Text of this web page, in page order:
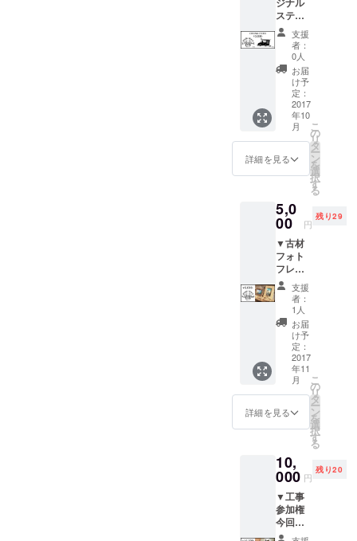
"古くなった
り壊れたら
捨て、新し
いものを買
という世の
中の普通に
違和感を感
じ、2013年
それまでの
経験を生か
し、ピース
クラフト設
立を決意
古い素材を
使った雑
貨・家具の
製作
住宅リノ
ベーション
や店舗内装
など
多くの作品
を生み出し
行った
よう
な、な
ちゃっ
てヒノ
キ風
呂・ヒ
バ風呂
をお愉
しみい
ただけ
ます。
湯から
出し陰
水気が
垂れな
くなっ
たら部
屋に置
くと気
発の
際、香
りが出
て芳香
剤にな
りま
す。 使
用状態
月はご
使用い
ただけ
ます。
※空気に
触れて
ステッ
カー３
枚セッ
望の多
かった
ステッ
カーの
リター
ンを追
加いた
しまし
た！
２サ
イズ
(W6cm
+W12c
m予定)
SHONA
N
Deliboy
CLUB
１サ
イズ
(W12c
m予定)
これか
らデザ
インし
ますの
更ある
と思い
お楽し
み
に！！
支援
者：
0人
お届
け予
定：
2017
年10
月
詳細を見る
こ
の
リ
タ
ー
ン
を
選
択
す
る
5,0
00 円
残り29
▼古材
フォト
フレー
ム
PEACE
CRAFT
が始
まった
当初よ
りロン
グセ
ラーの
古材
フォト
フレー
にある
ポスト
カード
をセッ
トでお
送りい
たしま
支援
者：
1人
お届
け予
定：
2017
年11
月
詳細を見る
こ
の
リ
タ
ー
ン
を
選
択
す
る
10,
000 円
残り20
▼工事
参加権
今回の
CHIGA